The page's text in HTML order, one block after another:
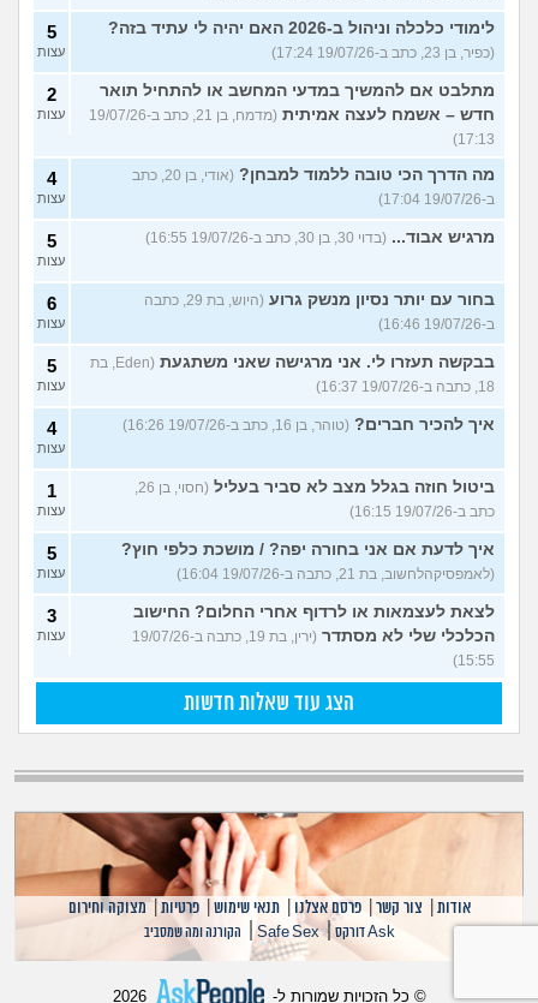
לימודי כלכלה וניהול ב-2026 האם יהיה לי עתיד בזה?
(כפיר, בן 23, כתב ב-19/07/26 17:24)
5
עצות
מתלבט אם להמשיך במדעי המחשב או להתחיל תואר
חדש – אשמח לעצה אמיתית
(מדמח, בן 21, כתב ב-19/07/26
17:13)
2
עצות
מה הדרך הכי טובה ללמוד למבחן?
(אודי, בן 20, כתב
ב-19/07/26 17:04)
4
עצות
מרגיש אבוד... (בדוי 30, בן 30, כתב ב-19/07/26 16:55) 5
עצות
בחור עם יותר נסיון מנשק גרוע
(היוש, בת 29, כתבה
ב-19/07/26 16:46)
6
עצות
בבקשה תעזרו לי. אני מרגישה שאני משתגעת
(Eden, בת
18, כתבה ב-19/07/26 16:37)
5
עצות
איך להכיר חברים? (טוהר, בן 16, כתב ב-19/07/26 16:26) 4
עצות
ביטול חוזה בגלל מצב לא סביר בעליל
(חסוי, בן 26,
כתב ב-19/07/26 16:15)
1
עצות
איך לדעת אם אני בחורה יפה? / מושכת כלפי חוץ?
(לאמפסיקהלחשוב, בת 21, כתבה ב-19/07/26 16:04)
5
עצות
לצאת לעצמאות או לרדוף אחרי החלום? החישוב
הכלכלי שלי לא מסתדר
(ירין, בת 19, כתבה ב-19/07/26
15:55)
3
עצות
הצג עוד שאלות חדשות
אודות צור קשר |פרסם אצלנו |תנאי שימוש |פרטיות |מצוקה וחירום
Ask דורקס |
Safe Sex
| הקורנה ומה שמסביב
© כל הזכויות שמורות ל- 2026